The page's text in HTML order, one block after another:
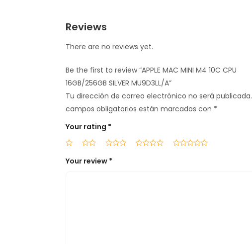
Reviews
There are no reviews yet.
Be the first to review “APPLE MAC MINI M4 10C CPU
16GB/256GB SILVER MU9D3LL/A”
Tu dirección de correo electrónico no será publicada.
campos obligatorios están marcados con *
Your rating *
Your review *